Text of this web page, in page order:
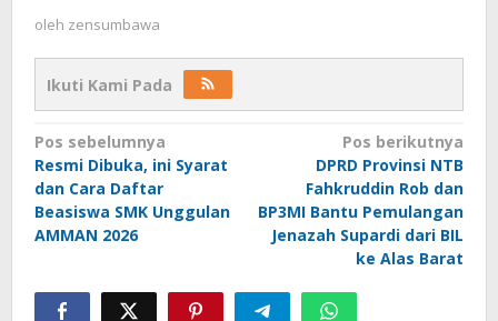
oleh zensumbawa
Ikuti Kami Pada
Navigasi
pos
Pos sebelumnya
Resmi Dibuka, ini Syarat
dan Cara Daftar
Beasiswa SMK Unggulan
AMMAN 2026
Pos berikutnya
DPRD Provinsi NTB
Fahkruddin Rob dan
BP3MI Bantu Pemulangan
Jenazah Supardi dari BIL
ke Alas Barat